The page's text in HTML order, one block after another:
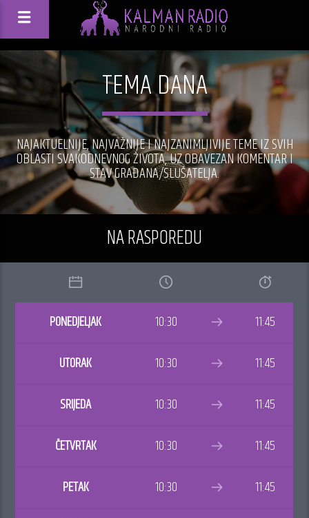
TEMA DANA
NAJAKTUELNIJE, NAJVAŽNIJE I NAJZANIMLJIVIJE TEME IZ SVIH
OBLASTI SVAKODNEVNOG ŽIVOTA, UZ OBAVEZAN KOMENTAR I
STAV GRAĐANA/SLUŠATELJA.
NA RASPOREDU
PONEDJELJAK 10:30 11:45
UTORAK 10:30 11:45
SRIJEDA 10:30 11:45
ČETVRTAK 10:30 11:45
PETAK 10:30 11:45